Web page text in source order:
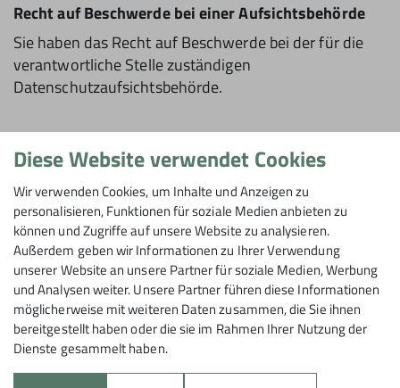
Recht auf Beschwerde bei einer Aufsichtsbehörde
Sie haben das Recht auf Beschwerde bei der für die
verantwortliche Stelle zuständigen
Datenschutzaufsichtsbehörde.
Weitere Informationen und Kontakte
Wenn Sie weitere Fragen zum Thema "Datenschutz in
der/dem Sektion Tübingen des Deutschen
Alpenvereins e.V." haben, wenden Sie sich gerne an
uns. Sie können per E-Mail (info.hechingen@dav-
tuebingen.de) erfragen, welche Ihrer Daten bei uns
gespeichert sind sowie Auskünfte und Löschungs-
bzw. Berichtigungswünsche zu Ihren Daten anfragen.
Diese Website verwendet Cookies
Wir verwenden Cookies, um Inhalte und Anzeigen zu
personalisieren, Funktionen für soziale Medien anbieten zu
können und Zugriffe auf unsere Website zu analysieren.
Außerdem geben wir Informationen zu Ihrer Verwendung
unserer Website an unsere Partner für soziale Medien, Werbung
und Analysen weiter. Unsere Partner führen diese Informationen
möglicherweise mit weiteren Daten zusammen, die Sie ihnen
bereitgestellt haben oder die sie im Rahmen Ihrer Nutzung der
Dienste gesammelt haben.